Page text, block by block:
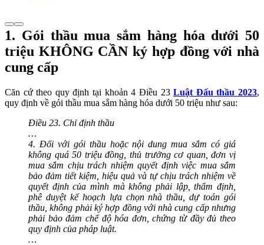
1. Gói thầu mua sắm hàng hóa dưới 50
triệu KHÔNG CẦN ký hợp đồng với nhà
cung cấp
Căn cứ theo quy định tại khoản 4 Điều 23Luật Đấu thầu 2023,
quy định về gói thầu mua sắm hàng hóa dưới 50 triệu như sau:
Điều 23. Chỉ định thầu
…
4. Đối với gói thầu hoặc nội dung mua sắm có giá
không quá 50 triệu đồng, thủ trưởng cơ quan, đơn vị
mua sắm chịu trách nhiệm quyết định việc mua sắm
bảo đảm tiết kiệm, hiệu quả và tự chịu trách nhiệm về
quyết định của mình mà không phải lập, thẩm định,
phê duyệt kế hoạch lựa chọn nhà thầu, dự toán gói
thầu, không phải ký hợp đồng với nhà cung cấp nhưng
phải bảo đảm chế độ hóa đơn, chứng từ đầy đủ theo
quy định của pháp luật.
…